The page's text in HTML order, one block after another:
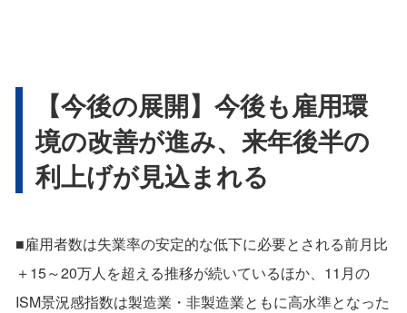
【今後の展開】今後も雇用環
境の改善が進み、来年後半の
利上げが見込まれる
■雇用者数は失業率の安定的な低下に必要とされる前月比
＋15～20万人を超える推移が続いているほか、11月の
ISM景況感指数は製造業・非製造業ともに高水準となった